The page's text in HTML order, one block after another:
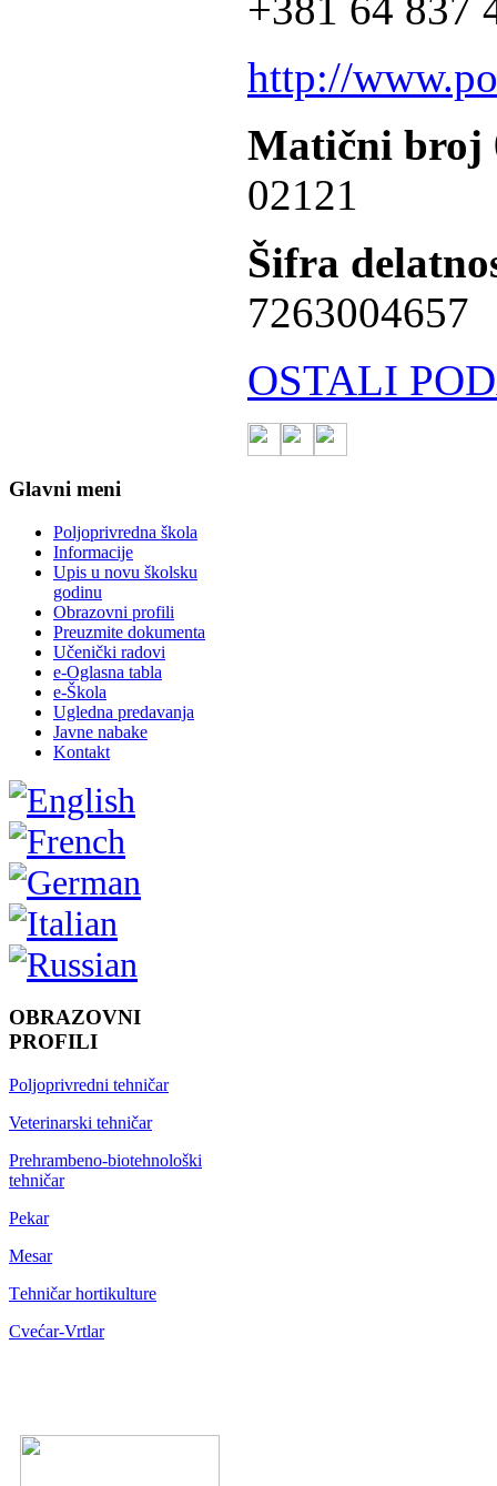
+381 64 837
http://
Matični broj
02121
Šifra
7263004657
OSTALI
Glavni meni
Poljoprivredna škola
Informacije
Upis u novu školsku
godinu
Obrazovni profili
Preuzmite dokumenta
Učenički radovi
e-Oglasna tabla
e-Škola
Ugledna predavanja
Javne nabake
Kontakt
OBRAZOVNI
PROFILI
Poljoprivredni tehničar
Veterinarski tehničar
Prehrambeno-biotehnološki
tehničar
Pekar
Mesar
Тehničar hortikulture
Cvećar-Vrtlar